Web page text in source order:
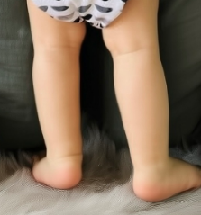
12% zľava s kódom VODA